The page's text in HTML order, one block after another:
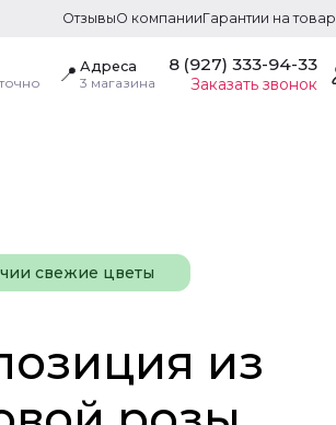
ОтзывыО компанииГарантии на товар
📍 Адреса
3 магазина
8 (927) 333-94-33
Заказать звонок
свежие цветы
из